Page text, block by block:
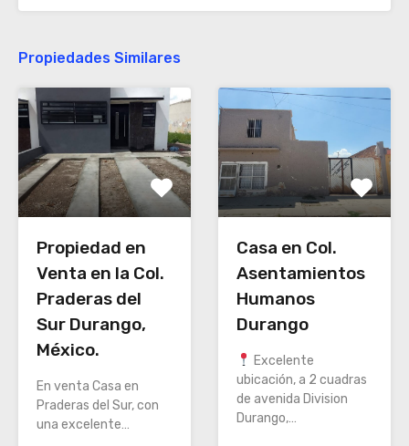
Propiedades Similares
Propiedad en
Venta en la Col.
Praderas del
Sur Durango,
México.
En venta Casa en
Praderas del Sur, con
una excelente…
Casa en Col.
Asentamientos
Humanos
Durango
Excelente
ubicación, a 2 cuadras
de avenida Division
Durango,…